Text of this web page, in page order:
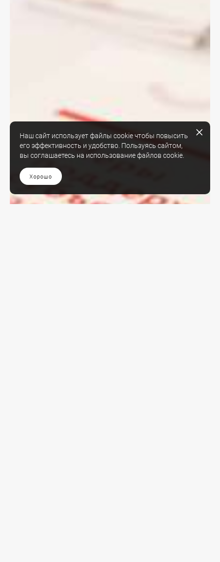
Наш сайт использует файлы cookie чтобы повысить
его эффективность и удобство. Пользуясь сайтом,
вы соглашаетесь на использование файлов cookie.
Хорошо